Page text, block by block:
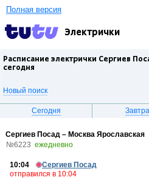
Полная версия
Электрички
Расписание электрички Сергиев
сегодня
Новый поиск
Сегодня Завтра
Сергиев Посад – Москва Ярославская
№6223 ежедневно
10:04
Сергиев Посад
отправился в 10:04